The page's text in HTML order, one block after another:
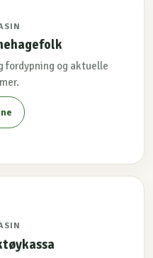
fordypning og aktuelle